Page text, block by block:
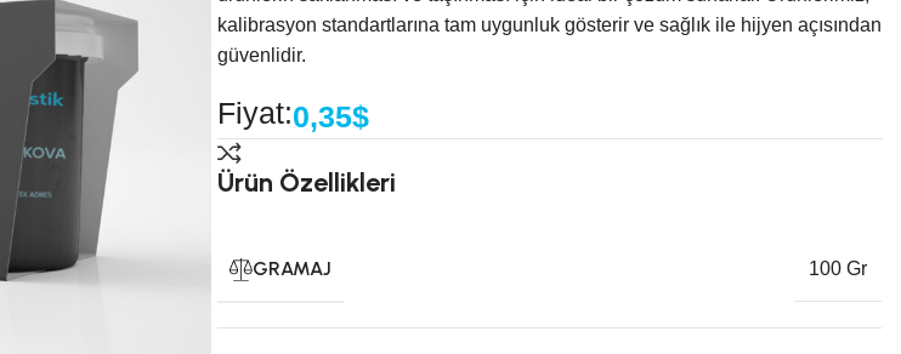
kalibrasyon standartlarına tam uygunluk gösterir ve sağlık ile hijyen açısından
güvenlidir.
Fiyat:0,35$
Ürün Özellikleri
GRAMAJ 100 Gr